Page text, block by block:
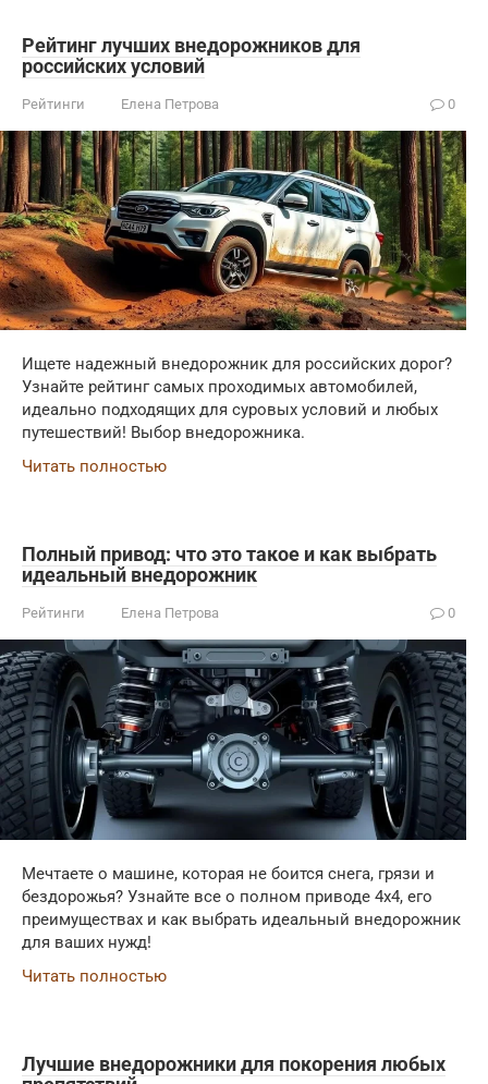
Рейтинг лучших внедорожников для
российских условий
Рейтинги Елена Петрова 0
Ищете надежный внедорожник для российских дорог?
Узнайте рейтинг самых проходимых автомобилей,
идеально подходящих для суровых условий и любых
путешествий! Выбор внедорожника.
Читать полностью
Полный привод: что это такое и как выбрать
идеальный внедорожник
Рейтинги Елена Петрова 0
Мечтаете о машине, которая не боится снега, грязи и
бездорожья? Узнайте все о полном приводе 4x4, его
преимуществах и как выбрать идеальный внедорожник
для ваших нужд!
Читать полностью
Лучшие внедорожники для покорения любых